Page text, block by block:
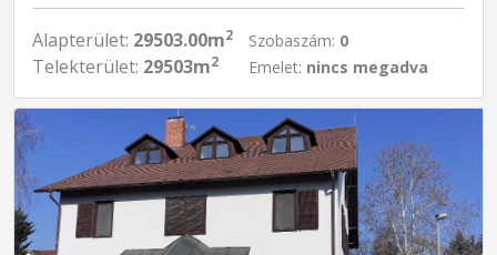
Alapterület: 29503.00m2
Telekterület: 29503m2
Szobaszám: 0
Emelet: nincs megadva